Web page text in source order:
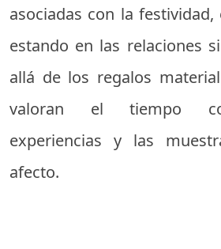
asociadas con la
estando en las relaciones
allá de los regalos
valoran el tiempo
experiencias y las
afecto.